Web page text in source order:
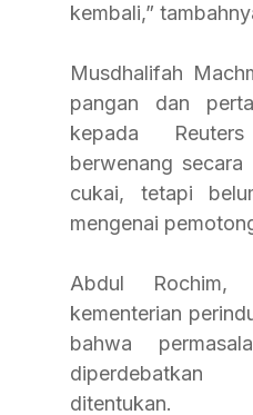
kembali,”
Musdhalifah
pangan dan
kepada
berwenang
cukai, tetapi
mengenai
Abdul Rochim,
kementerian
bahwa
ditentukan.